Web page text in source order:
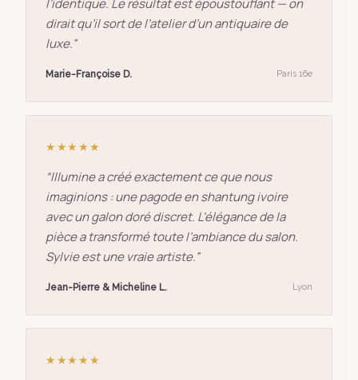
l’identique. Le résultat est époustouflant — on
dirait qu’il sort de l’atelier d’un antiquaire de
luxe.”
Marie-Françoise D. Paris 16e
★★★★★
“Illumine a créé exactement ce que nous
imaginions : une pagode en shantung ivoire
avec un galon doré discret. L’élégance de la
pièce a transformé toute l’ambiance du salon.
Sylvie est une vraie artiste.”
Jean-Pierre & Micheline L. Lyon
★★★★★